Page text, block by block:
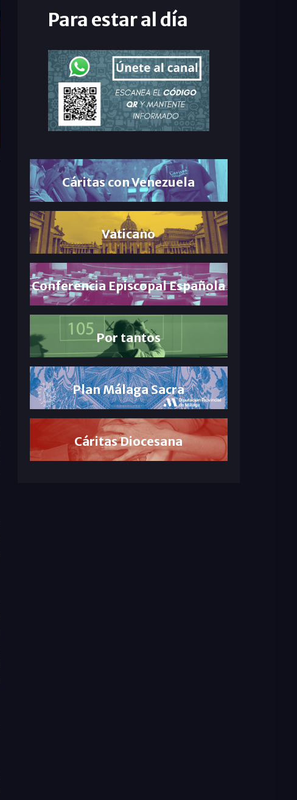
Para estar al día
Cáritas con Venezuela
Vaticano
Conferencia Episcopal Española
Por tantos
Plan Málaga Sacra
Cáritas Diocesana